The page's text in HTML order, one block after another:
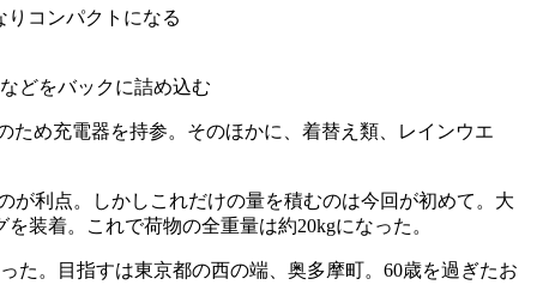
コンパクトになる
どをバックに詰め込む
ため充電器を持参。そのほかに、着替え類、レインウエ
利点。しかしこれだけの量を積むのは今回が初めて。大
装着。これで荷物の全重量は約20kgになった。
た。目指すは東京都の西の端、奥多摩町。60歳を過ぎたお